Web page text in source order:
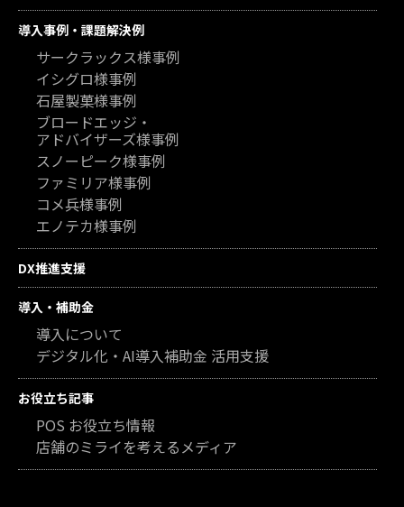
導入事例・課題解決例
サークラックス様事例
イシグロ様事例
石屋製菓様事例
ブロードエッジ・
アドバイザーズ様事例
スノーピーク様事例
ファミリア様事例
コメ兵様事例
エノテカ様事例
DX推進支援
導入・補助金
導入について
デジタル化・AI導入補助金 活用支援
お役立ち記事
POS お役立ち情報
店舗のミライを考えるメディア